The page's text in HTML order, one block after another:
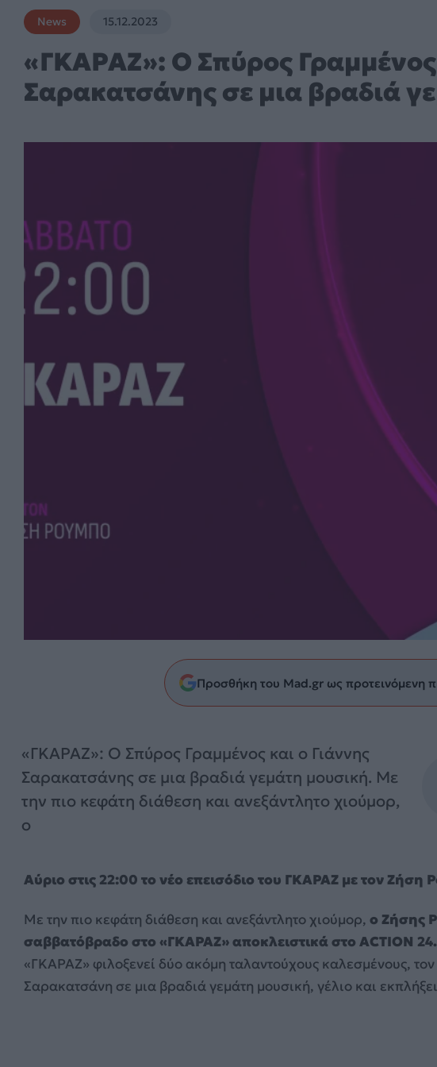
News 15.12.2023
«ΓΚΑΡΑΖ»: Ο Σπύρος Γραμμένος
Σαρακατσάνης σε μια βραδιά
Προσθήκη του Mad.gr ως προτεινόμενη
«ΓΚΑΡΑΖ»: Ο Σπύρος Γραμμένος και ο Γιάννης
Σαρακατσάνης σε μια βραδιά γεμάτη μουσική. Με
την πιο κεφάτη διάθεση και ανεξάντλητο χιούμορ,
ο
Αύριο στις 22:00 το νέο επεισόδιο του ΓΚΑΡΑΖ με τον Ζήση
Με την πιο κεφάτη διάθεση και ανεξάντλητο χιούμορ, ο Ζήσης
σαββατόβραδο στο «ΓKΑΡΑΖ» αποκλειστικά στο ACTION 24.
«ΓΚΑΡΑΖ» φιλοξενεί δύο ακόμη ταλαντούχους καλεσμένους,
Σαρακατσάνη σε μια βραδιά γεμάτη μουσική, γέλιο και